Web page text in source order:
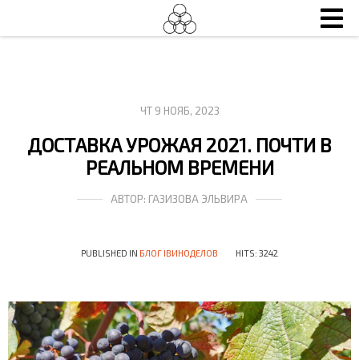
ЧТ 9 НОЯБ, 2023
ДОСТАВКА УРОЖАЯ 2021. ПОЧТИ В
РЕАЛЬНОМ ВРЕМЕНИ
АВТОР: ГАЗИЗОВА ЭЛЬВИРА
PUBLISHED IN БЛОГ IВИНОДЕЛОВ HITS: 3242